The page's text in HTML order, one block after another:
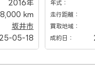
2013年
km
坂井市
05-17
年式：
走行距離：
買取地域：
成約日：